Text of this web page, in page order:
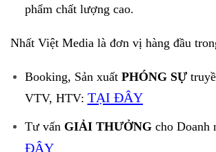
phẩm chất lượng cao.
Nhất Việt Media là đơn vị hàng đầu
Booking, Sản xuất PHÓNG SỰ
VTV, HTV: TẠI ĐÂY
Tư vấn GIẢI THƯỞNGcho Doanh
ĐÂY